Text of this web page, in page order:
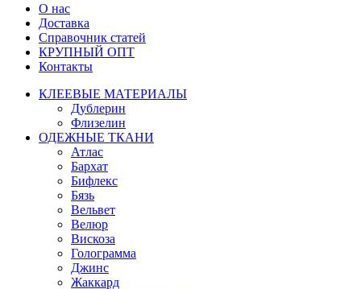
О нас
Доставка
Справочник статей
КРУПНЫЙ ОПТ
Контакты
КЛЕЕВЫЕ МАТЕРИАЛЫ
Дублерин
Флизелин
ОДЕЖНЫЕ ТКАНИ
Атлас
Бархат
Бифлекс
Бязь
Вельвет
Велюр
Вискоза
Голограмма
Джинс
Жаккард